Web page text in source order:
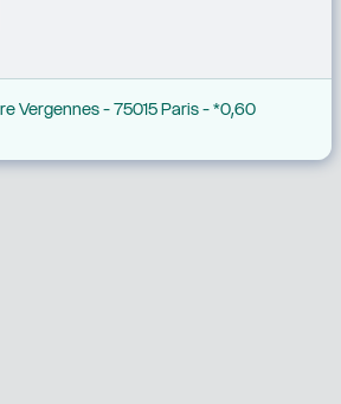
Vergennes - 75015 Paris - *0,60